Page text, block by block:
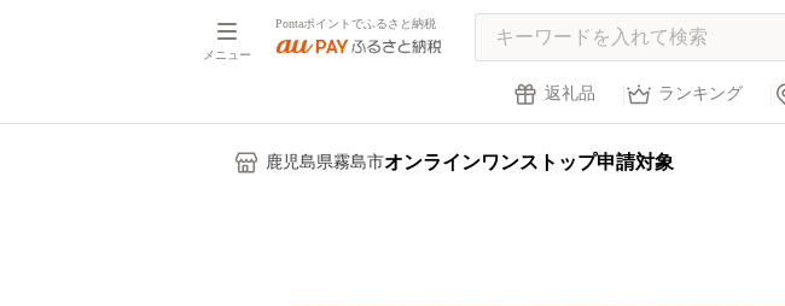
メニュー
Pontaポイントでふるさと納税
返礼品 ランキング
鹿児島県霧島市オンラインワンストップ申請対象